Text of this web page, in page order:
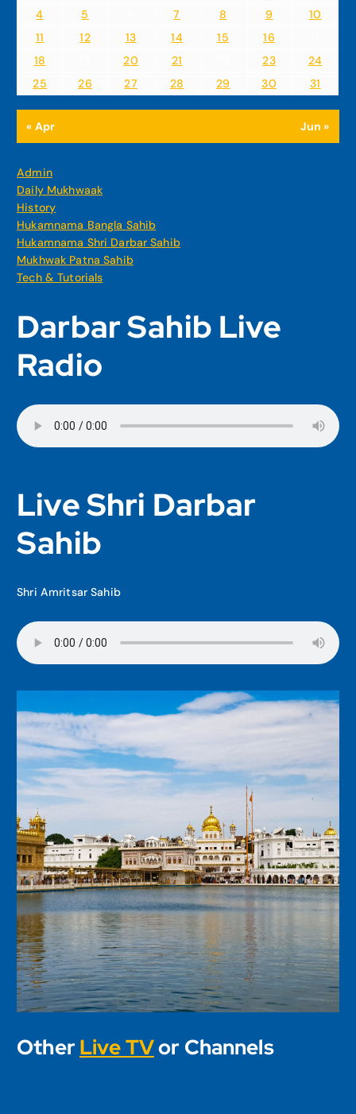
4
5 7 8 9
10
11
12 13 14 15 16
18
20 21 23
24
25
26 27 28 29 30 31
« Apr Jun »
Admin
Daily Mukhwaak
History
Hukamnama Bangla Sahib
Hukamnama Shri Darbar Sahib
Mukhwak Patna Sahib
Tech & Tutorials
Darbar Sahib Live
Radio
Live Shri Darbar
Sahib
Shri Amritsar Sahib
Other Live TVor Channels